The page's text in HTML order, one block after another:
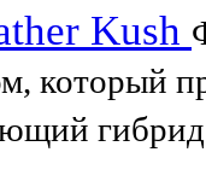
Kush
который